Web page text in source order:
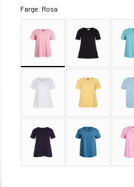
Farge: Rosa